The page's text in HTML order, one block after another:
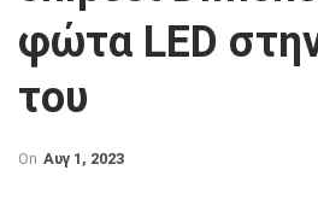
φώτα LED
του
On Αυγ 1, 2023